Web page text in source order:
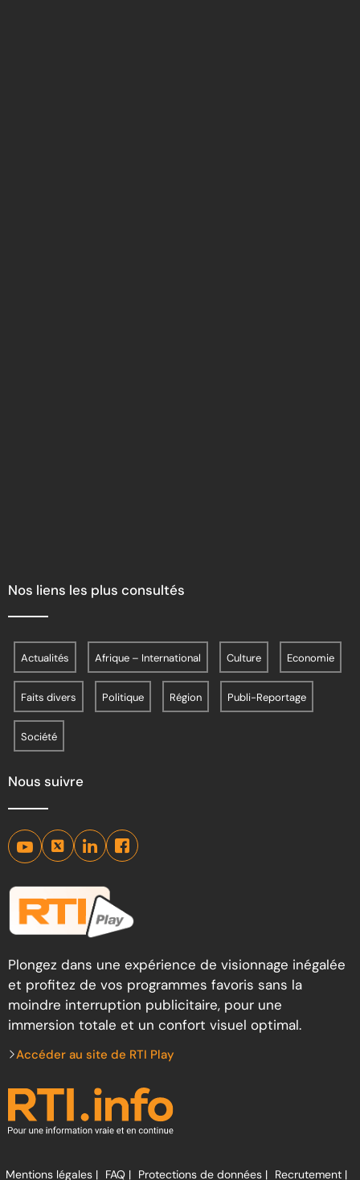
Nos liens les plus consultés
Actualités Afrique – International Culture Economie
Faits divers Politique Région Publi-Reportage
Société
Nous suivre
Plongez dans une expérience de visionnage inégalée
et profitez de vos programmes favoris sans la
moindre interruption publicitaire, pour une
immersion totale et un confort visuel optimal.
Accéder au site de RTI Play
Mentions légales | FAQ | Protections de données | Recrutement |